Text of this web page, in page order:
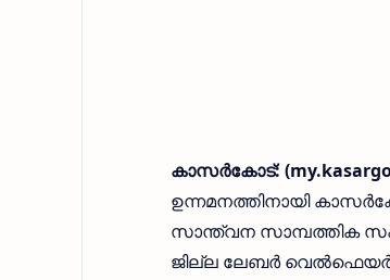
കാസർകോട്:
ഉന്നമനത്തിനായി
സാന്ത്വന സാമ്പത്തിക
ജില്ല ലേബർ